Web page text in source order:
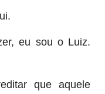
eu sou o Luiz.
que aquele